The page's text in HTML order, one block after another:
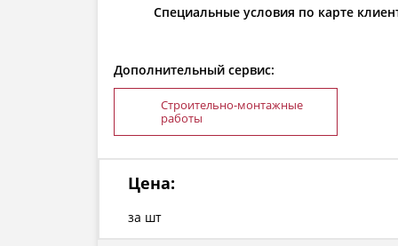
Специальные условия по карте
Дополнительный сервис:
Строительно-монтажные
работы
Цена:
за шт